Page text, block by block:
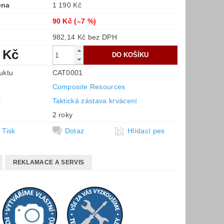
1 190 Kč
90 Kč(–7 %)
982,14 Kč bez DPH
Kč
CAT0001
Composite Resources
Taktická zástava krvácení
2 roky
Tisk
Dotaz Hlídací pes
REKLAMACE A SERVIS